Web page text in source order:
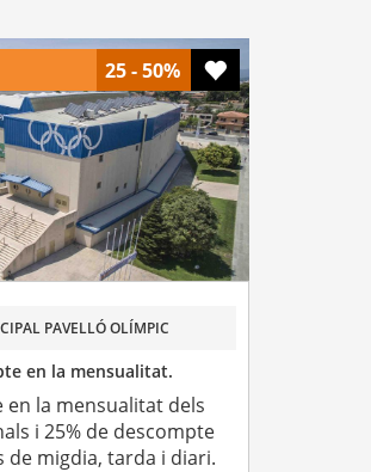
25 - 50%
PAVELLÓ OLÍMPIC
en la mensualitat.
en la mensualitat dels
i 25% de descompte
de migdia, tarda i diari.